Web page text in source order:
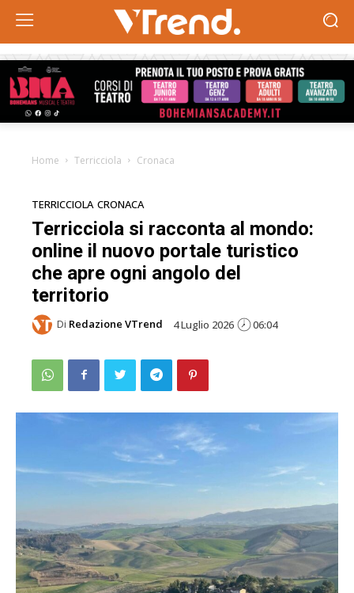
Home Terricciola Cronaca
TERRICCIOLA CRONACA
Terricciola si racconta al mondo:
online il nuovo portale turistico
che apre ogni angolo del
territorio
Di Redazione VTrend 4 Luglio 2026 06:04